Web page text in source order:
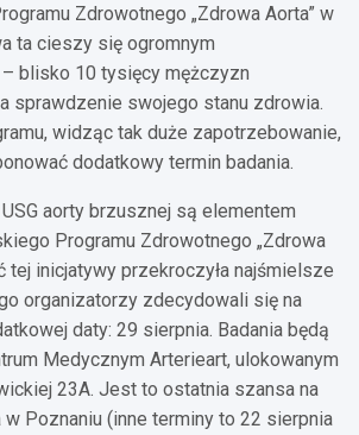
Zdrowotnego „Zdrowa Aorta” w
ta cieszy się ogromnym
blisko 10 tysięcy mężczyzn
sprawdzenie swojego stanu zdrowia.
widząc tak duże zapotrzebowanie,
dodatkowy termin badania.
USG aorty brzusznej są elementem
Programu Zdrowotnego „Zdrowa
tej inicjatywy przekroczyła najśmielsze
organizatorzy zdecydowali się na
daty: 29 sierpnia. Badania będą
Medycznym Arterieart, ulokowanym
23A. Jest to ostatnia szansa na
w Poznaniu (inne terminy to 22 sierpnia